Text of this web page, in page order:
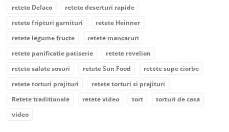
retete Delaco
retete deserturi rapide
retete fripturi garnituri
retete Heinner
retete legume fructe
retete mancaruri
retete panificatie patiserie
retete revelion
retete salate sosuri
retete Sun Food
retete supe ciorbe
retete torturi prajituri
retete torturi si prajituri
Retete traditionale
retete video tort
torturi de casa
video